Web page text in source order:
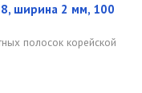
ширина 2 мм, 100
полосок корейской